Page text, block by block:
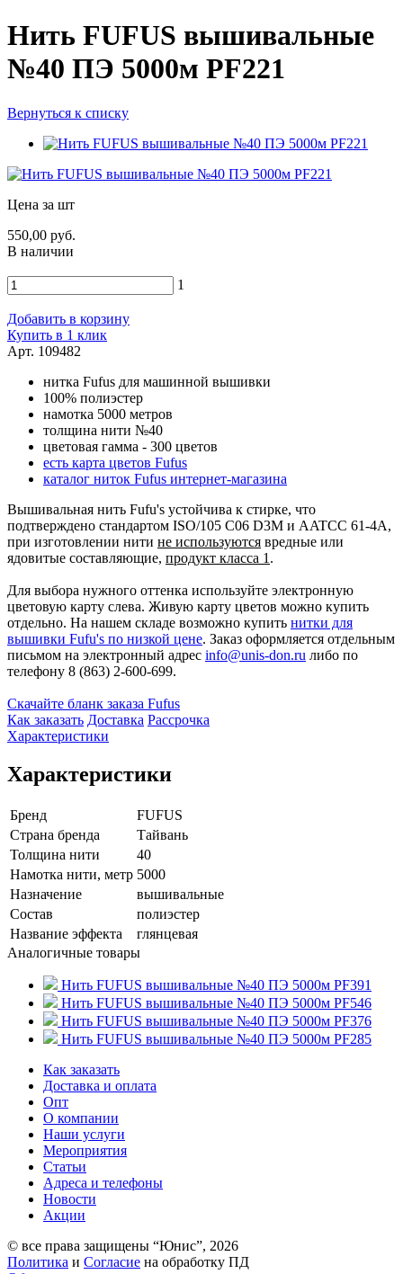
Нить FUFUS вышивальные
№40 ПЭ 5000м PF221
Вернуться к списку
Цена за шт
550,00 руб.
В наличии
1
Добавить в корзину
Купить в 1 клик
Арт. 109482
нитка Fufus для машинной вышивки
100% полиэстер
намотка 5000 метров
толщина нити №40
цветовая гамма - 300 цветов
есть карта цветов Fufus
каталог ниток Fufus интернет-магазина
Вышивальная нить Fufu's устойчива к стирке, что
подтверждено стандартом ISO/105 C06 D3M и AATCC 61-4A,
при изготовлении нити не используются вредные или
ядовитые составляющие, продукт класса 1 .
Для выбора нужного оттенка используйте электронную
цветовую карту слева. Живую карту цветов можно купить
отдельно. На нашем складе возможно купить нитки для
вышивки Fufu's по низкой цене. Заказ оформляется отдельным
письмом на электронный адрес info@unis-don.ru либо по
телефону 8 (863) 2-600-699.
Cкачайте бланк заказа Fufus
Как заказать Доставка Рассрочка
Характеристики
Характеристики
Бренд
FUFUS
Страна бренда
Тайвань
Толщина нити
40
Намотка нити, метр 5000
Назначение
вышивальные
Состав
полиэстер
Название эффекта
глянцевая
Аналогичные товары
Нить FUFUS вышивальные №40 ПЭ 5000м PF391
Нить FUFUS вышивальные №40 ПЭ 5000м PF546
Нить FUFUS вышивальные №40 ПЭ 5000м PF376
Нить FUFUS вышивальные №40 ПЭ 5000м PF285
Как заказать
Доставка и оплата
Опт
О компании
Наши услуги
Мероприятия
Статьи
Адреса и телефоны
Новости
Акции
© все права защищены “Юнис”, 2026
Политика и Cогласие на обработку ПД